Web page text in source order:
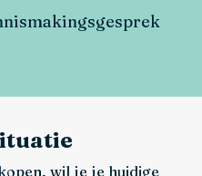
wil je je huidige